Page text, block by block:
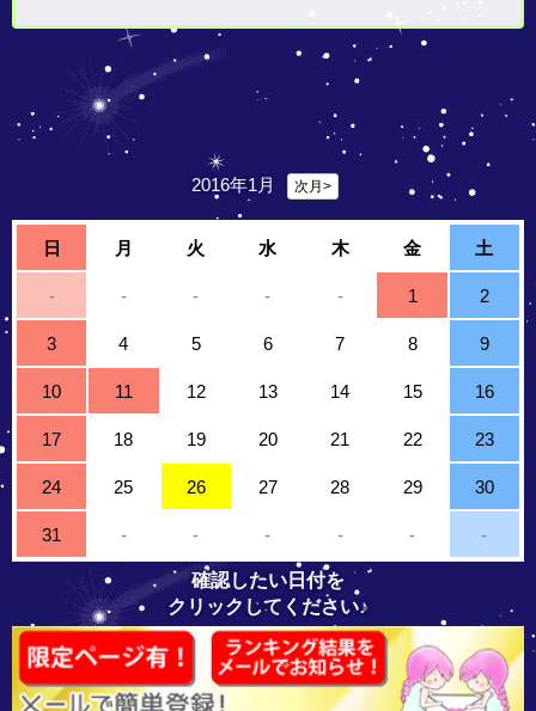
2016年1月 次月>
日 月 火 水 木 金 土
- - - - - 1 2
3 4 5 6 7 8 9
10 11 12 13 14 15 16
17 18 19 20 21 22 23
24 25 26 27 28 29 30
31 - - - - - -
確認したい日付を
クリックしてください♪